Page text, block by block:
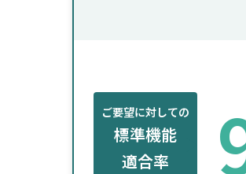
ご要望に対しての
標準機能
適合率